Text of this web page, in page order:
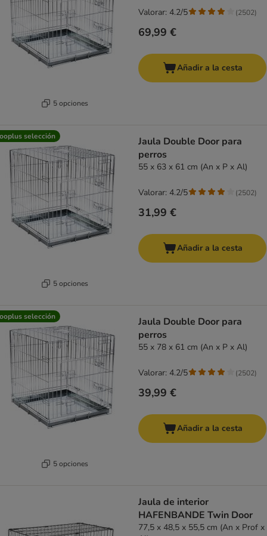
5 opciones
69,99 €
Valorar: 4.2/5 (2502)
Añadir a la cesta
selección
5 opciones
Jaula Double Door para
perros
55 x 63 x 61 cm (An x P x Al)
31,99 €
Valorar: 4.2/5 (2502)
Añadir a la cesta
selección
5 opciones
Jaula Double Door para
perros
55 x 78 x 61 cm (An x P x Al)
39,99 €
Valorar: 4.2/5 (2502)
Añadir a la cesta
Jaula de interior
HAFENBANDE Twin Door
77,5 x 48,5 x 55,5 cm (An x Prof x